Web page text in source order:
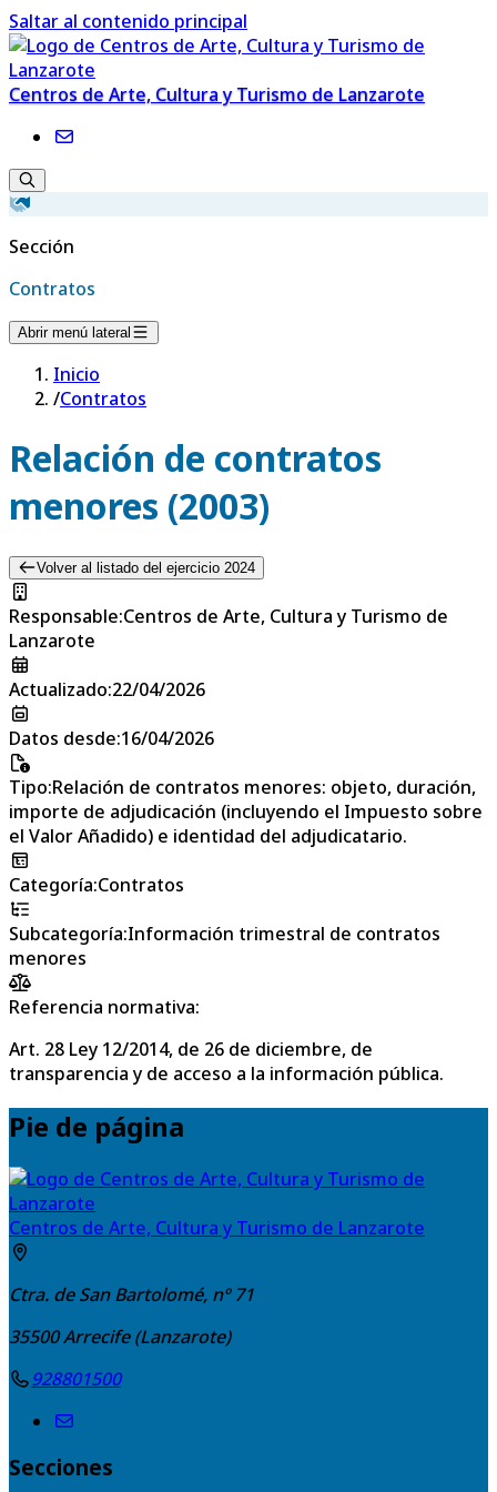
Saltar al contenido principal
Centros de Arte, Cultura y Turismo de Lanzarote
Sección
Contratos
Abrir menú lateral
Inicio
/Contratos
Relación de contratos
menores (2003)
Volver al listado del ejercicio 2024
Responsable:Centros de Arte, Cultura y Turismo de
Lanzarote
Actualizado:22/04/2026
Datos desde:16/04/2026
Tipo:Relación de contratos menores: objeto, duración,
importe de adjudicación (incluyendo el Impuesto sobre
el Valor Añadido) e identidad del adjudicatario.
Categoría:Contratos
Subcategoría:Información trimestral de contratos
menores
Referencia normativa:
Art. 28 Ley 12/2014, de 26 de diciembre, de
transparencia y de acceso a la información pública.
Pie de página
Centros de Arte, Cultura y Turismo de Lanzarote
Ctra. de San Bartolomé, nº 71
35500Arrecife (Lanzarote)
928801500
Secciones